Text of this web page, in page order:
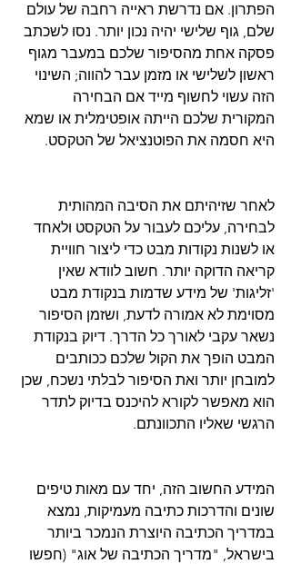
הפתרון. אם נדרשת ראייה רחבה של עולם
שלם, גוף שלישי יהיה נכון יותר. נסו לשכתב
פסקה אחת מהסיפור שלכם במעבר מגוף
ראשון לשלישי או מזמן עבר להווה; השינוי
הזה עשוי לחשוף מייד אם הבחירה
המקורית שלכם הייתה אופטימלית או שמא
לאחר שזיהיתם את הסיבה המהותית
לבחירה, עליכם לעבור על הטקסט ולאחד
או לשנות נקודות מבט כדי ליצור חוויית
קריאה הדוקה יותר. חשוב לוודא שאין
'זליגות' של מידע שדמות בנקודת מבט
מסוימת לא אמורה לדעת, ושזמן הסיפור
נשאר עקבי לאורך כל הדרך. דיוק בנקודת
המבט הופך את הקול שלכם ככותבים
למובחן יותר ואת הסיפור לבלתי נשכח, שכן
הוא מאפשר לקורא להיכנס בדיוק לתדר
המידע החשוב הזה, יחד עם מאות טיפים
שונים והדרכות כתיבה מעמיקות, נמצא
במדריך הכתיבה היוצרת הנמכר ביותר
בישראל, "מדריך הכתיבה של אוג" (חפשו